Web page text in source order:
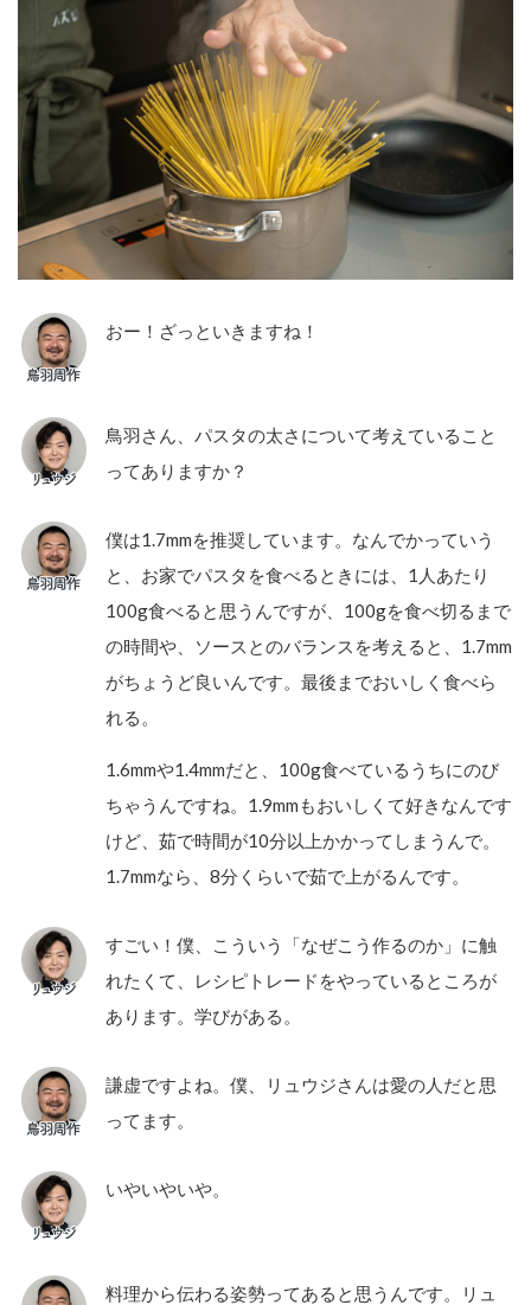
おー！ざっといきますね！
鳥羽さん、パスタの太さについて考えていること
ってありますか？
僕は1.7mmを推奨しています。なんでかっていう
と、お家でパスタを食べるときには、1人あたり
100g食べると思うんですが、100gを食べ切るまで
の時間や、ソースとのバランスを考えると、1.7mm
がちょうど良いんです。最後までおいしく食べら
れる。
1.6mmや1.4mmだと、100g食べているうちにのび
ちゃうんですね。1.9mmもおいしくて好きなんです
けど、茹で時間が10分以上かかってしまうんで。
1.7mmなら、8分くらいで茹で上がるんです。
すごい！僕、こういう「なぜこう作るのか」に触
れたくて、レシピトレードをやっているところが
あります。学びがある。
謙虚ですよね。僕、リュウジさんは愛の人だと思
ってます。
いやいやいや。
料理から伝わる姿勢ってあると思うんです。リュ